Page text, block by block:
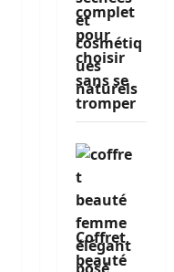
complet
pour
choisir
sans se
tromper
Coffret
beauté